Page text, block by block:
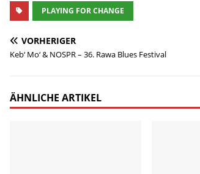
PLAYING FOR CHANGE
VORHERIGER
Keb‘ Mo‘ & NOSPR – 36. Rawa Blues Festival
ÄHNLICHE ARTIKEL